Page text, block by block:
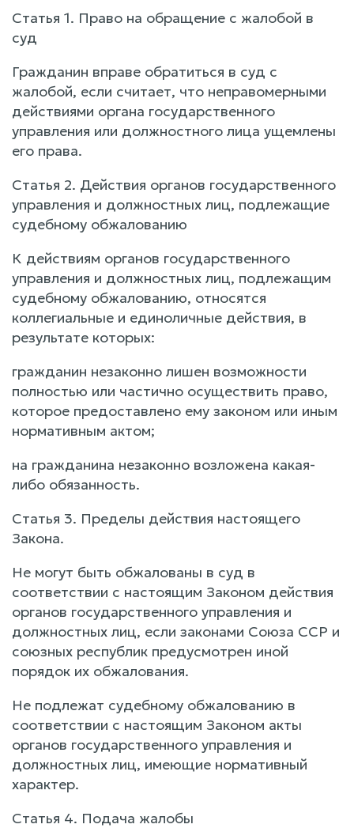
Статья 1. Право на обращение с жалобой в
суд
Гражданин вправе обратиться в суд с
жалобой, если считает, что неправомерными
действиями органа государственного
управления или должностного лица ущемлены
его права.
Статья 2. Действия органов государственного
управления и должностных лиц, подлежащие
судебному обжалованию
К действиям органов государственного
управления и должностных лиц, подлежащим
судебному обжалованию, относятся
коллегиальные и единоличные действия, в
результате которых:
гражданин незаконно лишен возможности
полностью или частично осуществить право,
которое предоставлено ему законом или иным
нормативным актом;
на гражданина незаконно возложена какая-
либо обязанность.
Статья 3. Пределы действия настоящего
Закона.
Не могут быть обжалованы в суд в
соответствии с настоящим Законом действия
органов государственного управления и
должностных лиц, если законами Союза ССР и
союзных республик предусмотрен иной
порядок их обжалования.
Не подлежат судебному обжалованию в
соответствии с настоящим Законом акты
органов государственного управления и
должностных лиц, имеющие нормативный
характер.
Статья 4. Подача жалобы